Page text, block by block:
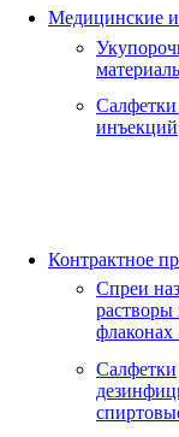
Медицинские
Салфетки
инъекций
Контрактное
Спреи
растворы
Салфетки